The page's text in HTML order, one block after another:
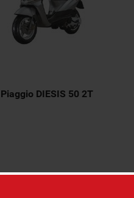
Piaggio DIESIS 50 2T